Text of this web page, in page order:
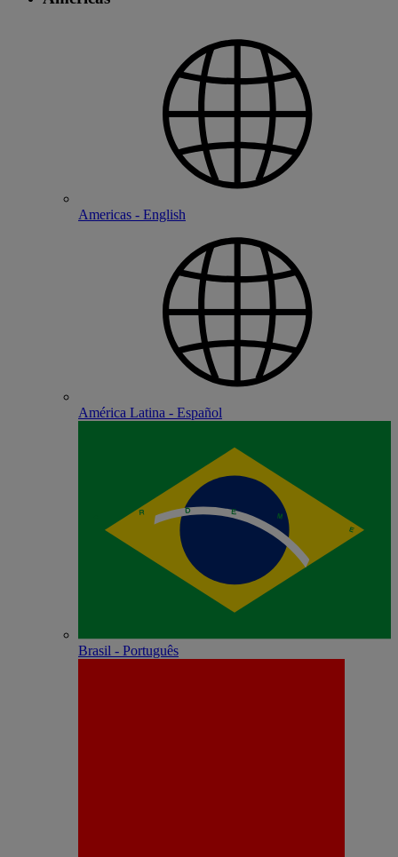
Americas - English
América Latina - Español
Brasil - Português